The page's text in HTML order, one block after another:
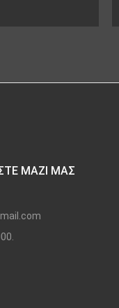
ΜΑΖΊ ΜΑΣ